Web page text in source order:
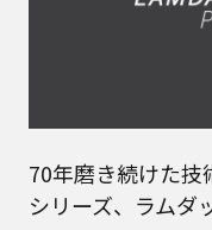
70年磨き続けた
シリーズ、ラムダ